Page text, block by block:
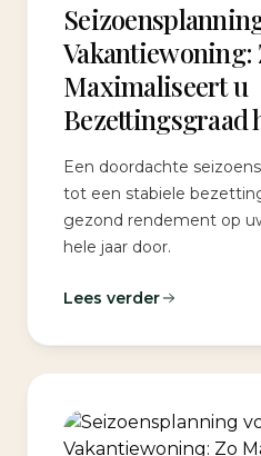
Vakantiewoning:
Maximaliseert u
Bezettingsgraad
Een doordachte
tot een stabiele
gezond rendement op
hele jaar door.
Lees verder